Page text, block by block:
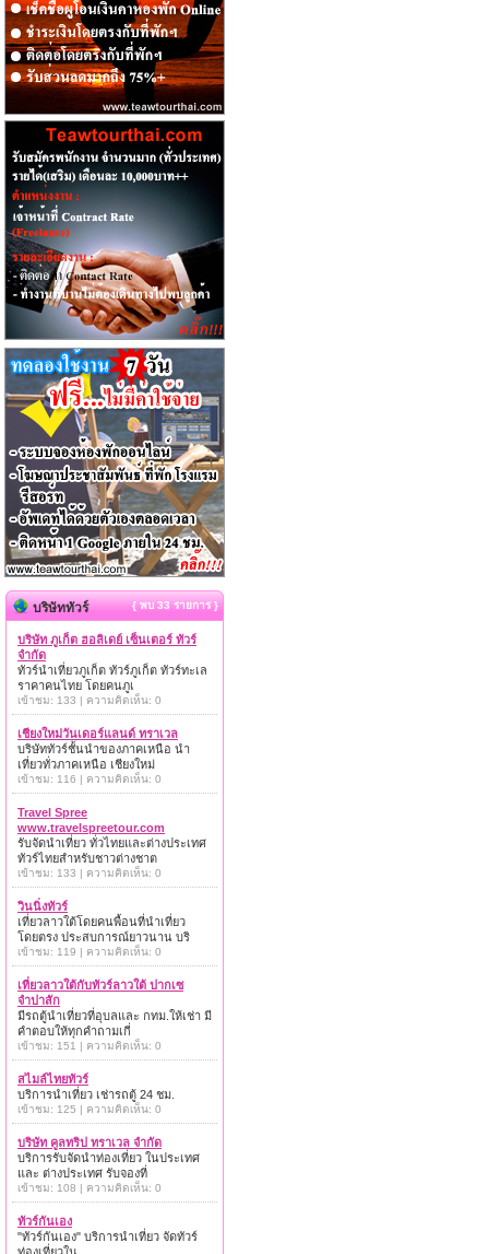
บริษัททัวร์ { พบ 33 รายการ }
บริษัท ภูเก็ต ฮอลิเดย์ เซ็นเตอร์ ทัวร์
จำกัด
ทัวร์นำเที่ยวภูเก็ต ทัวร์ภูเก็ต ทัวร์ทะเล
ราคาคนไทย โดยคนภูเ
เข้าชม: 133 | ความคิดเห็น: 0
เชียงใหม่วันเดอร์แลนด์ ทราเวล
บริษัททัวร์ชั้นนำของภาคเหนือ นำ
เที่ยวทั่วภาคเหนือ เชียงใหม่
เข้าชม: 116 | ความคิดเห็น: 0
Travel Spree
www.travelspreetour.com
รับจัดนำเที่ยว ทั่วไทยและต่างประเทศ
ทัวร์ไทยสำหรับชาวต่างชาต
เข้าชม: 133 | ความคิดเห็น: 0
วินนิ่งทัวร์
เที่ยวลาวใต้โดยคนพื้อนที่นำเที่ยว
โดยตรง ประสบการณ์ยาวนาน บริ
เข้าชม: 119 | ความคิดเห็น: 0
เที่ยวลาวใต้กับทัวร์ลาวใต้ ปากเซ
จำปาสัก
มีรถตู้นำเที่ยวที่อุบลและ กทม.ให้เช่า มี
คำตอบให้ทุกคำถามเกี่
เข้าชม: 151 | ความคิดเห็น: 0
สไมล์ไทยทัวร์
บริการนำเที่ยว เช่ารถตู้ 24 ชม.
เข้าชม: 125 | ความคิดเห็น: 0
บริษัท คูลทริป ทราเวล จำกัด
บริการรับจัดนำท่องเที่ยว ในประเทศ
และ ต่างประเทศ รับจองที่
เข้าชม: 108 | ความคิดเห็น: 0
ทัวร์กันเอง
"ทัวร์กันเอง" บริการนำเที่ยว จัดทัวร์